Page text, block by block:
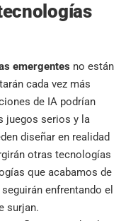
emergentes no están
cada vez más
de IA podrían
juegos serios y la
diseñar en realidad
otras tecnologías
que acabamos de
enfrentando el
surjan.